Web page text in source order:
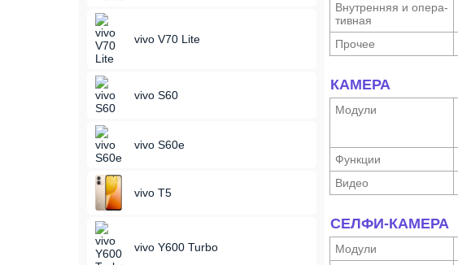
vivo V70 Lite
vivo S60
vivo S60e
vivo T5
vivo Y600 Turbo
Внутрен­няя и опера­
тивная
Прочее
КАМЕРА
Модули
Функ­ции
Видео
СЕЛФИ-КАМЕРА
Модули